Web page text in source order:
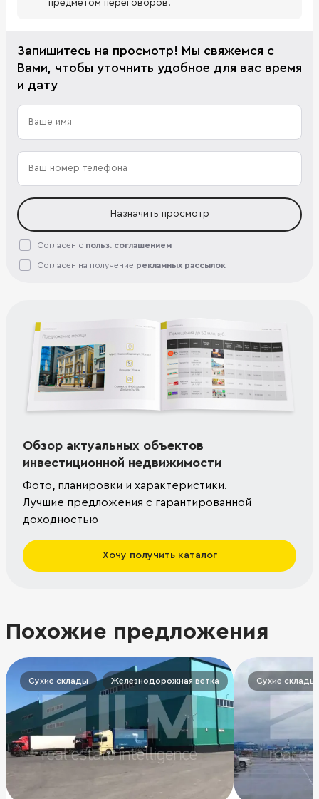
предметом переговоров.
Запишитесь на просмотр! Мы свяжемся с
Вами, чтобы уточнить удобное для вас время
и дату
Назначить просмотр
Согласен с польз. соглашением
Согласен на получение рекламных рассылок
Обзор актуальных объектов
инвестиционной недвижимости
Фото, планировки и характеристики.
Лучшие предложения с гарантированной
доходностью
Хочу получить каталог
Похожие предложения
Сухие склады Железнодорожная ветка Сухие склады